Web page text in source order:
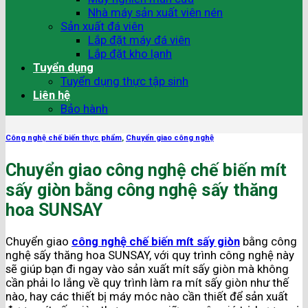
Nhà máy sản xuất viên nén
Sản xuất đá viên
Lắp đặt máy đá viên
Lắp đặt kho lạnh
Tuyển dụng
Tuyển dụng thực tập sinh
Liên hệ
Bảo hành
Công nghệ chế biến thực phẩm, Chuyển giao công nghệ
Chuyển giao công nghệ chế biến mít
sấy giòn bằng công nghệ sấy thăng
hoa SUNSAY
Chuyển giao công nghệ chế biến mít sấy giòn bằng công
nghệ sấy thăng hoa SUNSAY, với quy trình công nghệ này
sẽ giúp bạn đi ngay vào sản xuất mít sấy giòn mà không
cần phải lo lắng về quy trình làm ra mít sấy giòn như thế
nào, hay các thiết bị máy móc nào cần thiết để sản xuất